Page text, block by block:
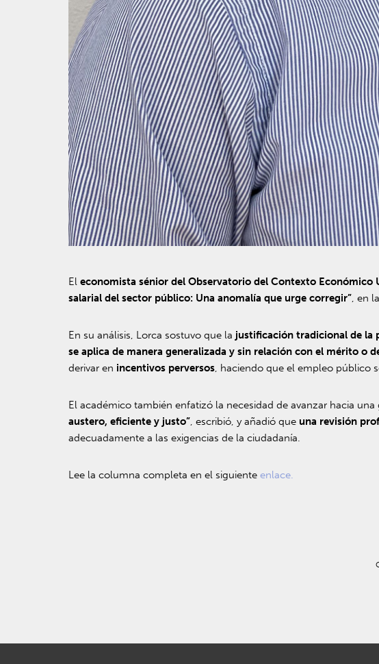
Eleconomista sénior del Observatorio del Contexto Económico
salarial del sector público: Una anomalía que urge corregir”, en
En su análisis, Lorca sostuvo que la justificación tradicional de la
se aplica de manera generalizada y sin relación con el mérito o
derivar en incentivos perversos, haciendo que el empleo público
El académico también enfatizó la necesidad de avanzar hacia
austero, eficiente y justo”, escribió, y añadió que una revisión
adecuadamente a las exigencias de la ciudadanía.
Lee la columna completa en el siguienteenlace.